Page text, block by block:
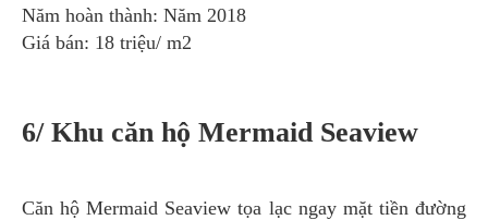
Năm hoàn thành: Năm 2018
Giá bán: 18 triệu/ m2
6/ Khu căn hộ Mermaid Seaview
Căn hộ Mermaid Seaview tọa lạc ngay mặt tiền đường